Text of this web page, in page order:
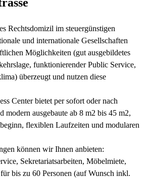
Rechtsdomizil im steuergünstigen
und internationale Gesellschaften
Möglichkeiten (gut ausgebildetes
funktionierender Public Service,
überzeugt und nutzen diese
Center bietet per sofort oder nach
modern ausgebaute ab 8 m2 bis 45 m2,
flexiblen Laufzeiten und modularen
können wir Ihnen anbieten:
Sekretariatsarbeiten, Möbelmiete,
bis zu 60 Personen (auf Wunsch inkl.